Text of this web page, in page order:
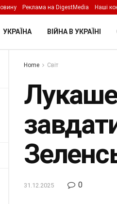
Реклама на DigestMedia Наші
УКРАЇНА ВІЙНА В УКРАЇНІ
Home Світ
31.12.2025 0